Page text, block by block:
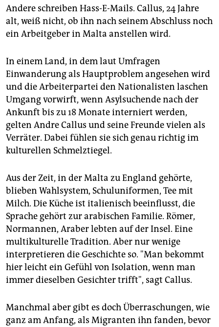
Andere schreiben Hass-E-Mails. Callus, 24 Jahre
alt, weiß nicht, ob ihn nach seinem Abschluss noch
ein Arbeitgeber in Malta anstellen wird.
In einem Land, in dem laut Umfragen
Einwanderung als Hauptproblem angesehen wird
und die Arbeiterpartei den Nationalisten laschen
Umgang vorwirft, wenn Asylsuchende nach der
Ankunft bis zu 18 Monate interniert werden,
gelten Andre Callus und seine Freunde vielen als
Verräter. Dabei fühlen sie sich genau richtig im
kulturellen Schmelztiegel.
Aus der Zeit, in der Malta zu England gehörte,
blieben Wahlsystem, Schuluniformen, Tee mit
Milch. Die Küche ist italienisch beeinflusst, die
Sprache gehört zur arabischen Familie. Römer,
Normannen, Araber lebten auf der Insel. Eine
multikulturelle Tradition. Aber nur wenige
interpretieren die Geschichte so. "Man bekommt
hier leicht ein Gefühl von Isolation, wenn man
immer dieselben Gesichter trifft", sagt Callus.
Manchmal aber gibt es doch Überraschungen, wie
ganz am Anfang, als Migranten ihn fanden, bevor